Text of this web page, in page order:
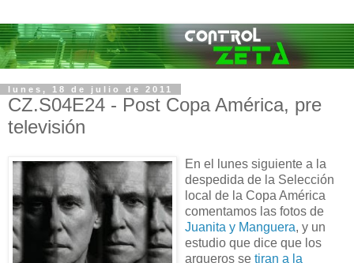
lunes, 18 de julio de 2011
CZ.S04E24 - Post Copa América, pre
televisión
En el lunes siguiente a la
despedida de la Selección
local de la Copa América
comentamos las fotos de
Juanita y Manguera, y un
estudio que dice que los
arqueros se tiran a la